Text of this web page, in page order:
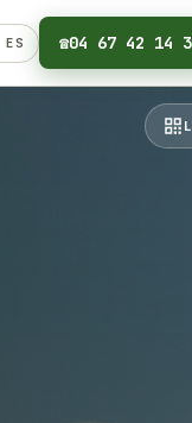
ES ☎04 67 42 14